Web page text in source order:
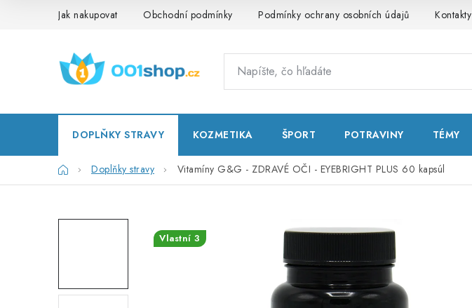
Jak nakupovat Obchodní podmínky Podmínky ochrany osobních údajů Kontakty
DOPLŇKY STRAVY KOZMETIKA ŠPORT POTRAVINY TÉMY
DomovDoplňky stravy Vitamíny G&G - ZDRAVÉ OČI - EYEBRIGHT PLUS 60 kapsúl
Vlastní 3